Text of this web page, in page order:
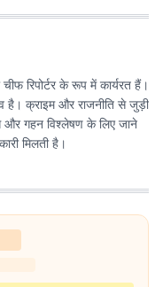
रिपोर्टर के रूप में कार्यरत हैं।
है। क्राइम और राजनीति से जुड़ी
और गहन विश्लेषण के लिए जाने
मिलती है।